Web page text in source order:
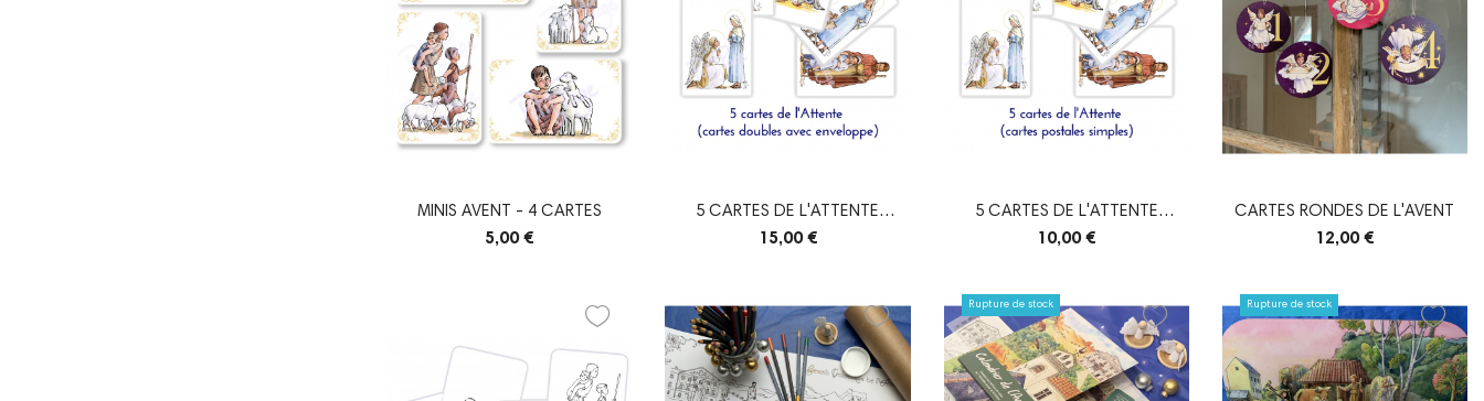
MINIS AVENT - 4 CARTES
5,00 €
5 CARTES DE L'ATTENTE
(DOUBLES)
15,00 €
5 CARTES DE L'ATTENTE
(SIMPLE)
10,00 €
CARTES RONDES DE L'AVENT
12,00 €
Rupture de stock Rupture de stock